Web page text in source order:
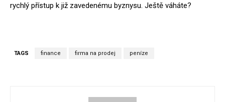
rychlý přístup k již zavedenému byznysu. Ještě váháte?
TAGS finance firma na prodej peníze